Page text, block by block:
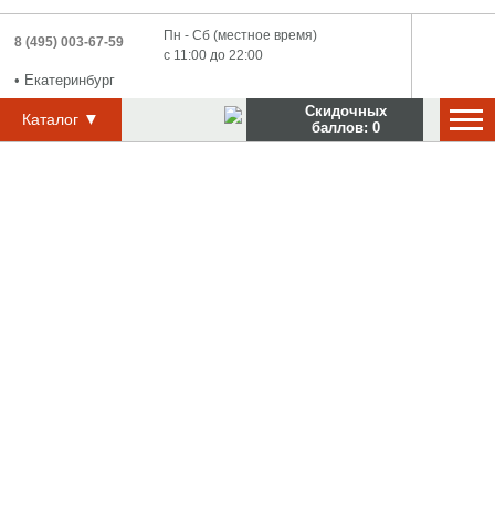
8 (495) 003-67-59
• Екатеринбург
Пн - Сб (местное время)
с 11:00 до 22:00
Каталог ▼
Скидочных
баллов: 0